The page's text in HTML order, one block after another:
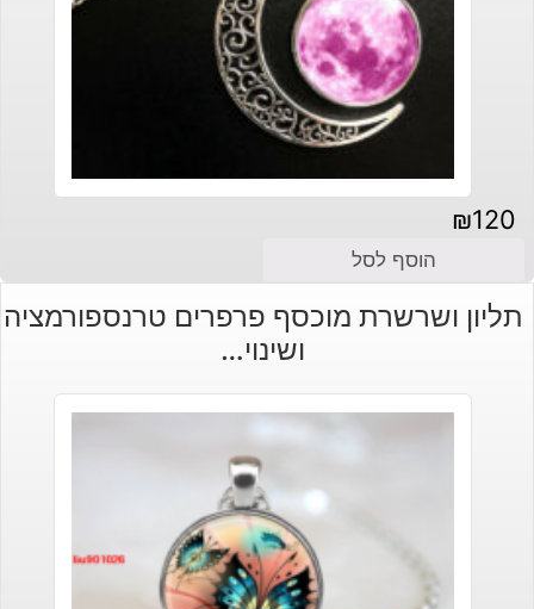
₪120
הוסף לסל
תליון ושרשרת מוכסף פרפרים טרנספורמציה
ושינוי…